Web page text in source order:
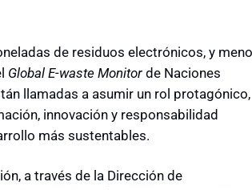
de residuos electrónicos, y
Global E-waste Monitor de Naciones
llamadas a asumir un rol protagónico,
innovación y responsabilidad
más sustentables.
a través de la Dirección de